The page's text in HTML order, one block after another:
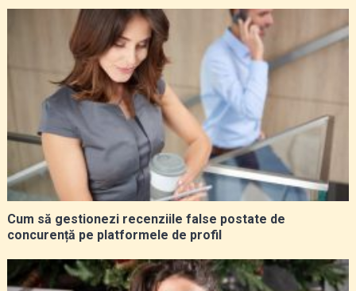
Cum să gestionezi recenziile false postate de
concurență pe platformele de profil